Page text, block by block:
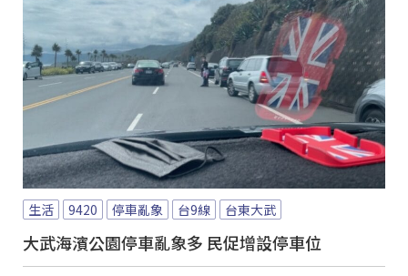
生活 9420 停車亂象 台9線 台東大武
大武海濱公園停車亂象多 民促增設停車位